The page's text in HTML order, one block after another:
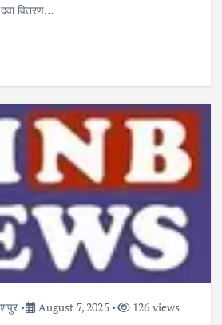
वितरण…
August 7, 2025 126 views